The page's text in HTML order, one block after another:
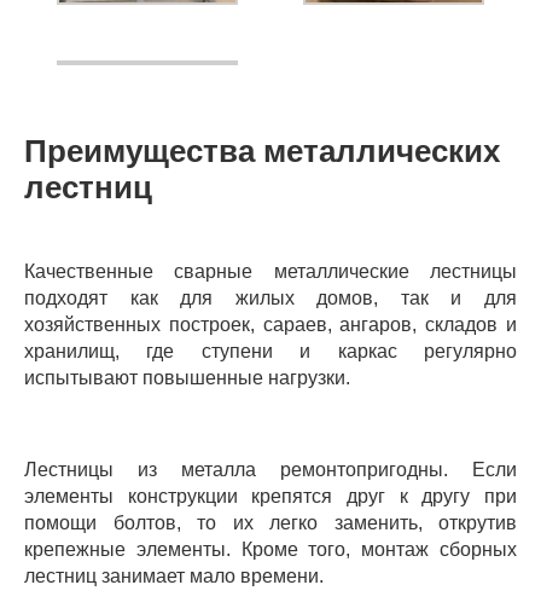
Преимущества металлических
лестниц
Качественные сварные металлические лестницы
подходят как для жилых домов, так и для
хозяйственных построек, сараев, ангаров, складов и
хранилищ, где ступени и каркас регулярно
испытывают повышенные нагрузки.
Лестницы из металла ремонтопригодны. Если
элементы конструкции крепятся друг к другу при
помощи болтов, то их легко заменить, открутив
крепежные элементы. Кроме того, монтаж сборных
лестниц занимает мало времени.